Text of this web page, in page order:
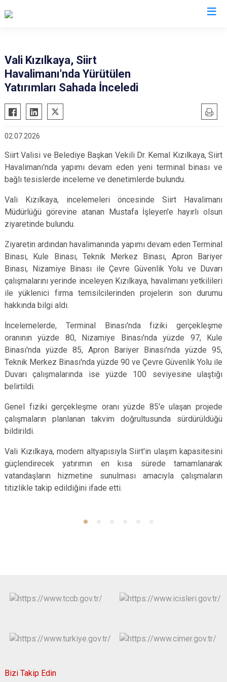
Vali Kızılkaya, Siirt
Havalimanı'nda Yürütülen
Yatırımları Sahada İnceledi
02.07.2026
Siirt Valisi ve Belediye Başkan Vekili Dr. Kemal Kızılkaya, Siirt
Havalimanı'nda yapımı devam eden yeni terminal binası ve
bağlı tesislerde inceleme ve denetimlerde bulundu.
Vali Kızılkaya, incelemeleri öncesinde Siirt Havalimanı
Müdürlüğü görevine atanan Mustafa İşleyen'e hayırlı olsun
ziyaretinde bulundu.
Ziyaretin ardından havalimanında yapımı devam eden Terminal
Binası, Kule Binası, Teknik Merkez Binası, Apron Bariyer
Binası, Nizamiye Binası ile Çevre Güvenlik Yolu ve Duvarı
çalışmalarını yerinde inceleyen Kızılkaya, havalimanı yetkilileri
ile yüklenici firma temsilcilerinden projelerin son durumu
hakkında bilgi aldı.
İncelemelerde, Terminal Binası'nda fiziki gerçekleşme
oranının yüzde 80, Nizamiye Binası'nda yüzde 97, Kule
Binası'nda yüzde 85, Apron Bariyer Binası'nda yüzde 95,
Teknik Merkez Binası'nda yüzde 90 ve Çevre Güvenlik Yolu ile
Duvarı çalışmalarında ise yüzde 100 seviyesine ulaştığı
belirtildi.
Genel fiziki gerçekleşme oranı yüzde 85'e ulaşan projede
çalışmaların planlanan takvim doğrultusunda sürdürüldüğü
bildirildi.
Vali Kızılkaya, modern altyapısıyla Siirt'in ulaşım kapasitesini
güçlendirecek yatırımın en kısa sürede tamamlanarak
vatandaşların hizmetine sunulması amacıyla çalışmaların
titizlikle takip edildiğini ifade etti.
Bizi Takip Edin